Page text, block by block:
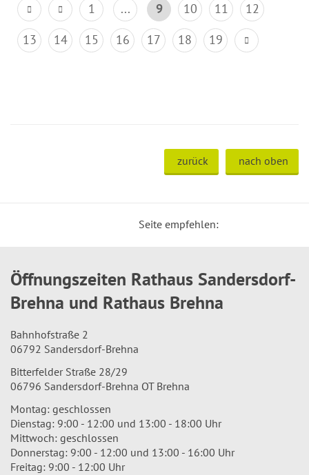
1 ... 9 10 11
12
13
14 15 16 17 18 19
zurück nach oben
Seite empfehlen:
Öffnungszeiten Rathaus Sandersdorf-
Brehna und Rathaus Brehna
Bahnhofstraße 2
06792 Sandersdorf-Brehna
Bitterfelder Straße 28/29
06796 Sandersdorf-Brehna OT Brehna
Montag: geschlossen
Dienstag: 9:00 - 12:00 und 13:00 - 18:00 Uhr
Mittwoch: geschlossen
Donnerstag: 9:00 - 12:00 und 13:00 - 16:00 Uhr
Freitag: 9:00 - 12:00 Uhr